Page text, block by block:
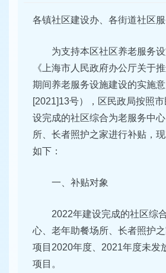
各镇社区建设办、各街道社区服
为支持本区社区养老服务
《上海市人民政府办公厅关于
期间养老服务设施建设的实施
[2021]13号），区民政局按照
设完成的社区综合为老服务中
所、长者照护之家进行补贴，
如下：
一、补贴对象
2022年建设完成的社区综
心、老年助餐场所、长者照护
项目2020年度、2021年度未发
项目。